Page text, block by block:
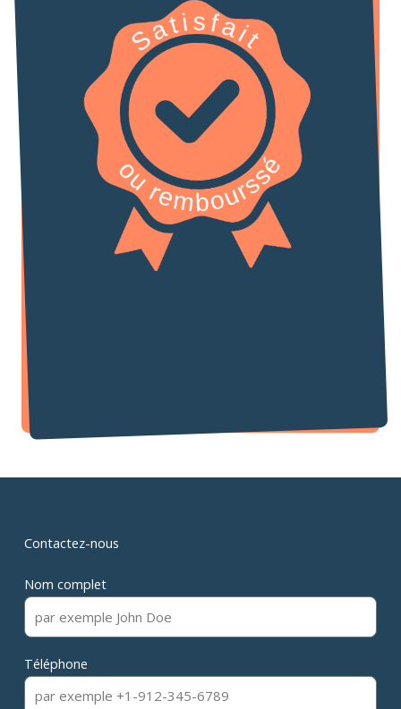
Contactez-nous
Nom complet
Téléphone